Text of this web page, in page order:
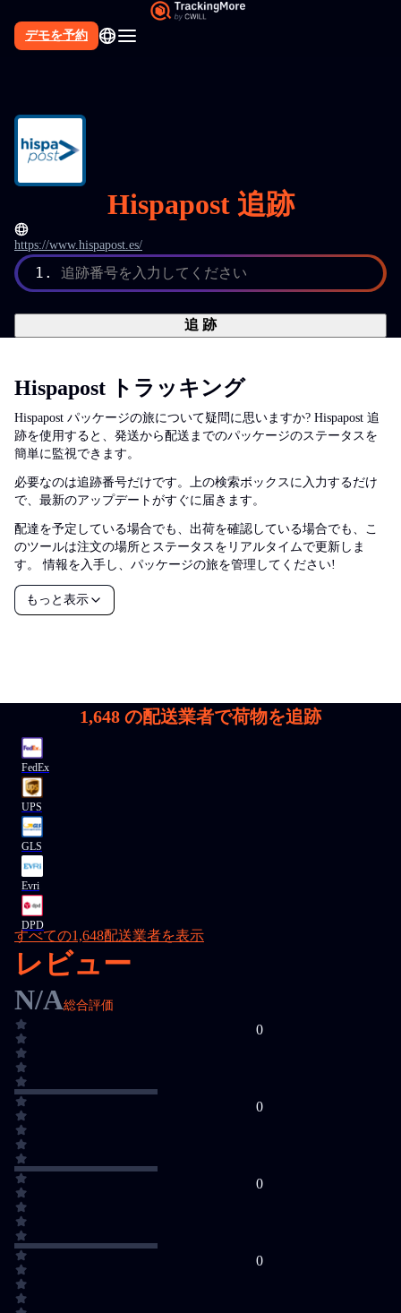
デモを予約
Hispapost 追跡
https://www.hispapost.es/
1. 追跡番号を入力してください
追 跡
Hispapost トラッキング
Hispapost パッケージの旅について疑問に思いますか? Hispapost 追
跡を使用すると、発送から配送までのパッケージのステータスを
簡単に監視できます。
必要なのは追跡番号だけです。上の検索ボックスに入力するだけ
で、最新のアップデートがすぐに届きます。
配達を予定している場合でも、出荷を確認している場合でも、こ
のツールは注文の場所とステータスをリアルタイムで更新しま
す。 情報を入手し、パッケージの旅を管理してください!
もっと表示
1,648 の配送業者で荷物を追跡
FedEx
UPS
GLS
Evri
DPD
すべての1,648配送業者を表示
レビュー
N/A総合評価
0
0
0
0